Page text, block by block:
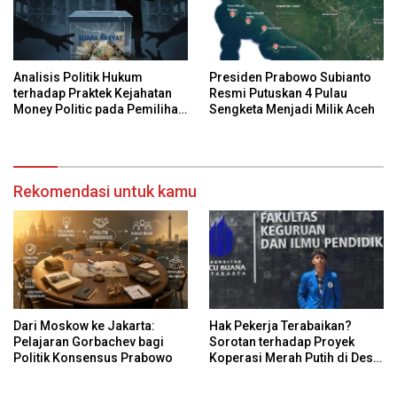
Analisis Politik Hukum
terhadap Praktek Kejahatan
Money Politic pada Pemilihan
Presiden Prabowo Subianto
Resmi Putuskan 4 Pulau
Sengketa Menjadi Milik Aceh
Rekomendasi untuk kamu
Dari Moskow ke Jakarta:
Pelajaran Gorbachev bagi
Politik Konsensus Prabowo
Hak Pekerja Terabaikan?
Sorotan terhadap Proyek
Koperasi Merah Putih di Desa